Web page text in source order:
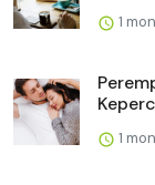
1
1